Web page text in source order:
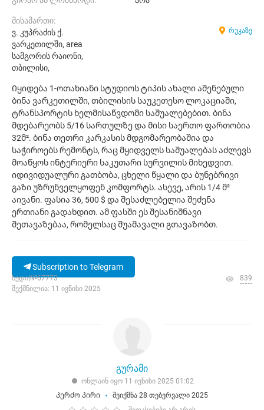
მისამართი:
ვ. კუპრაძის ქ.
ვარკეთილში, area
სამგორის რაიონი,
თბილისი,
რუკაზე
Იყიდება 1-ოთახიანი სტუდიოს ტიპის ახალი აშენებული
ბინა ვარკეთილში, თბილისის საუკეთესო ლოკაციაში,
ტრანსპორტის ხელმისაწვდომი საშუალებებით. ბინა
მდებარეობს 5/16 სართულზე და მისი საერთო ფართობია
32მ². ბინა თეთრი კარკასის მდგომარეობაშია და
საჭიროებს რემონტს, რაც მყიდველს საშუალებას აძლევს
მოაწყოს ინტერიერი საკუთარი სურვილის მიხედვით.
იდივიდუალური გათბობა, ცხელი წყალი და ბუნებრივი
გაზი უზრუნველყოფენ კომფორტს. ასევე, არის 1/4 მ²
აივანი. ფასია 36, 500 $ და შესაძლებელია შეძენა
ერთიანი გადახდით. ამ ფასში ეს შესანიშნავი
შეთავაზებაა, რომელსაც შუამავალი გთავაზობთ.
Subscription to Telegram
ხედი|№67773
შექმნილია: 11 ივნისი 2025
839
გურამი
ონლაინ იყო 11 ივნისი 2025 01:02
Კერძო პირი
შეიქმნა 28 თებერვალი 2025